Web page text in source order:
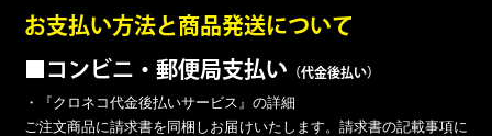
お支払い方法と商品発送について
■コンビニ・郵便局支払い
（代金後払い）
・『クロネコ代金後払いサービス』の詳細
ご注文商品に請求書を同梱しお届けいたします。請求書の記載事項に